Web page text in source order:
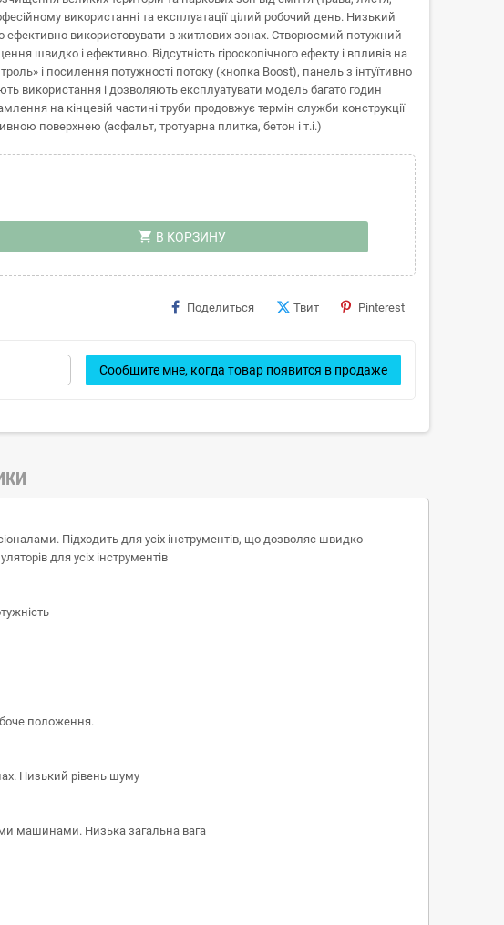
використанні та експлуатації цілий робочий день. Низький
ефективно використовувати в житлових зонах. Створюємий потужний
швидко і ефективно. Відсутність гіроскопічного ефекту і впливів на
і посилення потужності потоку (кнопка Boost), панель з інтуїтивно
використання і дозволяють експлуатувати модель багато годин
на кінцевій частині труби продовжує термін служби конструкції
поверхнею (асфальт, тротуарна плитка, бетон і т.і.)
shopping_cart В КОРЗИНУ
Поделиться Твит Pinterest
Сообщите мне, когда товар появится в продаже
Підходить для усіх інструментів, що дозволяє швидко
для усіх інструментів
положення.
Низький рівень шуму
машинами. Низька загальна вага